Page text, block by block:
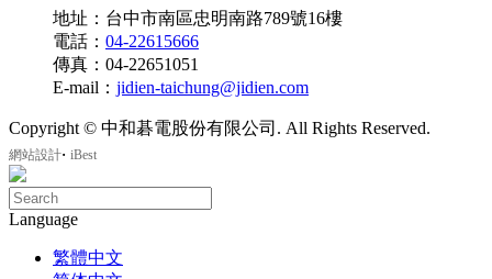
地址：台中市南區忠明南路789號16樓
電話： 04-22615666
傳真：04-22651051
E-mail： jidien-taichung@jidien.com
Copyright © 中和碁電股份有限公司. All Rights Reserved.
網站設計‧ iBest
Language
繁體中文